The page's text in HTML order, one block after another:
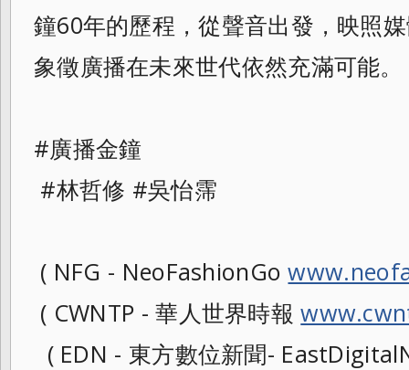
鐘60年的歷程，從聲音出發，映照
象徵廣播在未來世代依然充滿可能。
#廣播金鐘
#林哲修 #吳怡霈
( NFG - NeoFashionGo
( CWNTP - 華人世界時報
( EDN - 東方數位新聞-